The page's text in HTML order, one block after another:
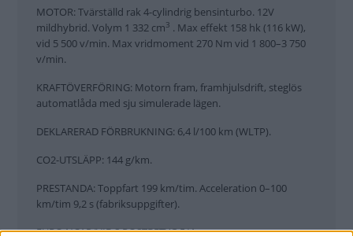
MOTOR: Tvärställd rak 4-cylindrig bensinturbo. 12V
mildhybrid. Volym 1 332 cm3 . Max effekt 158 hk (116 kW),
vid 5 500 v/min. Max vridmoment 270 Nm vid 1 800–3 750
v/min.
KRAFTÖVERFÖRING: Motorn fram, framhjulsdrift, steglös
automatlåda med sju simulerade lägen.
DEKLARERAD FÖRBRUKNING: 6,4 l/100 km (WLTP).
CO2-UTSLÄPP: 144 g/km.
PRESTANDA: Toppfart 199 km/tim. Acceleration 0–100
km/tim 9,2 s (fabriksuppgifter).
EURO NCAP/VIB:S ROSTBETYG 5/4